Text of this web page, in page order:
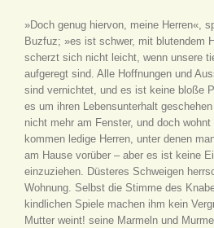
»Doch genug hiervon, meine Herren«,
Buzfuz; »es ist schwer, mit blutendem
scherzt sich nicht leicht, wenn unsere
aufgeregt sind. Alle Hoffnungen und
sind vernichtet, und es ist keine bloße
es um ihren Lebensunterhalt
nicht mehr am Fenster, und doch
kommen ledige Herren, unter denen
am Hause vorüber – aber es ist keine
einzuziehen. Düsteres Schweigen
Wohnung. Selbst die Stimme des
kindlichen Spiele machen ihm kein
Mutter weint! seine Marmeln und